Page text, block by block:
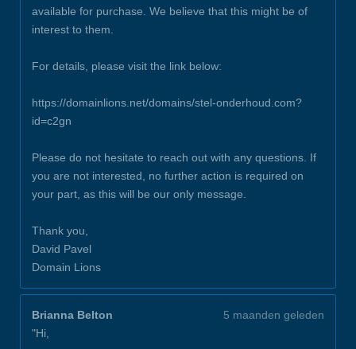
available for purchase. We believe that this might be of
interest to them.
For details, please visit the link below:
https://domainlions.net/domains/stel-onderhoud.com?
id=c2gn
Please do not hesitate to reach out with any questions. If
you are not interested, no further action is required on
your part, as this will be our only message.
Thank you,
David Pavel
Domain Lions
Brianna Belton
5 maanden geleden
"Hi,